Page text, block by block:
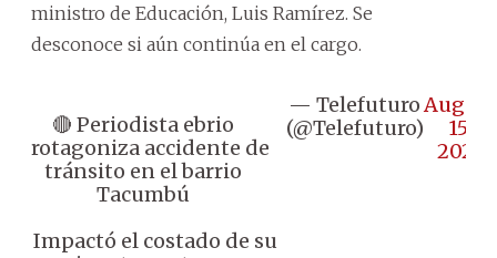
ministro de Educación, Luis Ramírez. Se
desconoce si aún continúa en el cargo.
🔴 Periodista ebrio
protagoniza accidente de
tránsito en el barrio
Tacumbú
🔸 Impactó el costado de su
— Telefuturo
(@Telefuturo)
August
15,
2025